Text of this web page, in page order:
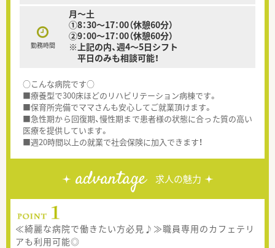
勤務時間
月～土
①8：30～17：00（休憩60分）
②9：00～17：00（休憩60分）
※上記の内、週4～5日シフト
平日のみも相談可能！
○こんな病院です○
■療養型で300床ほどのリハビリテーション病棟です。
■保育所完備でママさんも安心してご就業頂けます。
■急性期から回復期、慢性期まで患者様の状態に合った質の高い
医療を提供しています。
■週20時間以上の就業で社会保険に加入できます！
advantage 求人の魅力
≪綺麗な病院で働きたい方必見♪≫職員専用のカフェテリ
アも利用可能◎